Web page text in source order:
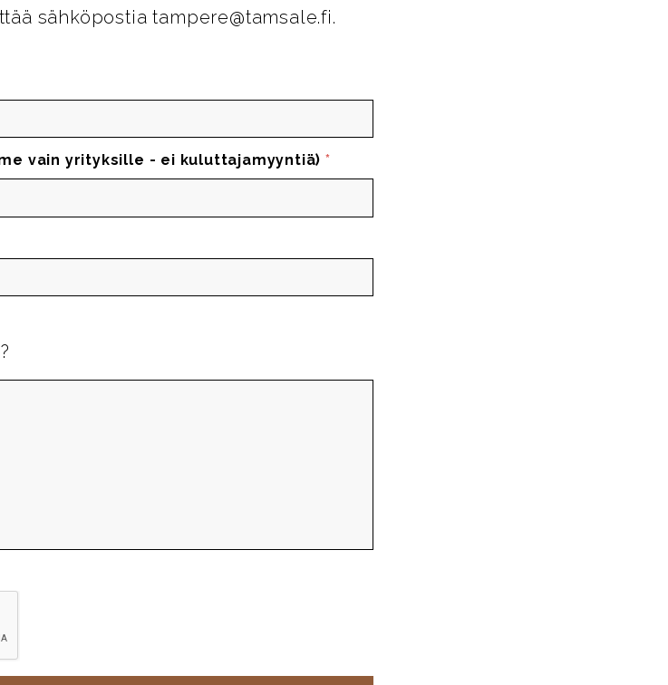
sähköpostia tampere@tamsale.fi.
vain yrityksille - ei kuluttajamyyntiä) *